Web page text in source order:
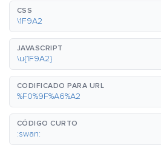
CSS
\1F9A2
JAVASCRIPT
\u{1F9A2}
CODIFICADO PARA URL
%F0%9F%A6%A2
CÓDIGO CURTO
:swan: